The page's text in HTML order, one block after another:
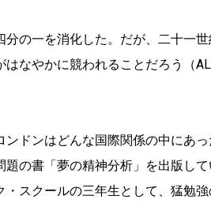
の一を消化した。だが、二十一
なやかに競われることだろう（
ドンはどんな国際関係の中にあっ
の書「夢の精神分析」を出版して
スクールの三年生として、猛勉